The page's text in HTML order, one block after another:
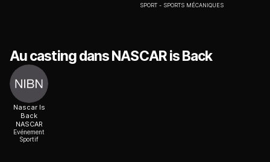
SPORT SPORTS MÉCANIQUES
Au casting dans NASCAR is Back
Nascar Is
Back
NASCAR
Evénement
Sportif